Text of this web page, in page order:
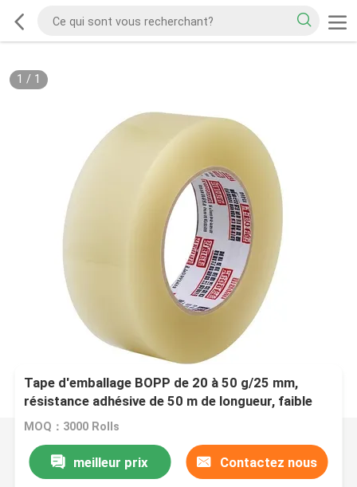
1 / 1
Tape d'emballage BOPP de 20 à 50 g/25 mm,
résistance adhésive de 50 m de longueur, faible
bruit pour l'étanchéité des cartons lourds
MOQ：3000 Rolls
meilleur prix Contactez nous